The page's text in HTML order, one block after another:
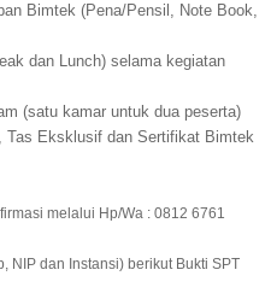
Bimtek (Pena/Pensil, Note Book,
dan Lunch) selama kegiatan
(satu kamar untuk dua peserta)
Tas Eksklusif dan Sertifikat Bimtek
melalui Hp/Wa : 0812 6761
NIP dan Instansi) berikut Bukti SPT